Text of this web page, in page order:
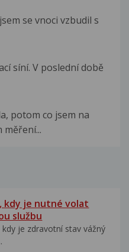
se vnoci vzbudil s
síní. V poslední době
potom co jsem na
kdy je nutné volat
službu
kdy je zdravotní stav vážný